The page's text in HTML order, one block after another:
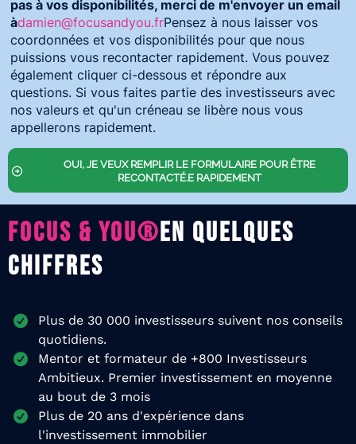
pas à vos disponibilités, merci de m'envoyer un email
àdamien@focusandyou.frPensez à nous laisser vos
coordonnées et vos disponibilités pour que nous
puissions vous recontacter rapidement. Vous pouvez
également cliquer ci-dessous et répondre aux
questions. Si vous faites partie des investisseurs avec
nos valeurs et qu'un créneau se libère nous vous
appellerons rapidement.
OUI, JE VEUX REMPLIR LE FORMULAIRE POUR ÊTRE
RECONTACTÉ.E RAPIDEMENT
FOCUS & YOU®EN QUELQUES
CHIFFRES
Plus de 30 000 investisseurs suivent nos conseils
quotidiens.
Mentor et formateur de +800 Investisseurs
Ambitieux. Premier investissement en moyenne
au bout de 3 mois
Plus de 20 ans d'expérience dans
l'investissement immobilier